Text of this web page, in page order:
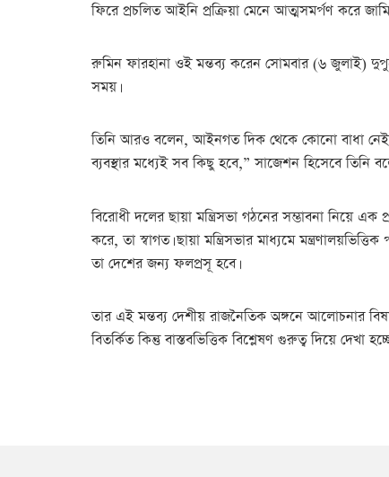
ফিরে প্রচলিত আইনি প্রক্রিয়া মেনে আত্মসমর্পণ করে
রুমিন ফারহানা ওই মন্তব্য করেন সোমবার (৬ জুলাই)
সময়।
তিনি আরও বলেন, আইনগত দিক থেকে কোনো বাধা
ব্যবস্থার মধ্যেই সব কিছু হবে,” সাজেশন হিসেবে তিনি
বিরোধী দলের ছায়া মন্ত্রিসভা গঠনের সম্ভাবনা নিয়ে এক
করে, তা স্বাগত। ছায়া মন্ত্রিসভার মাধ্যমে
তা দেশের জন্য ফলপ্রসূ হবে।
তার এই মন্তব্য দেশীয় রাজনৈতিক অঙ্গনে আলোচনার
বিতর্কিত কিন্তু বাস্তবভিত্তিক বিশ্লেষণ গুরুত্ব দিয়ে দেখা